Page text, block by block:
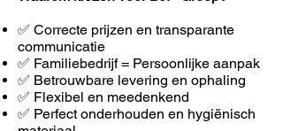
✅ Correcte prijzen en transparante
communicatie
✅ Familiebedrijf = Persoonlijke aanpak
✅ Betrouwbare levering en ophaling
✅ Flexibel en meedenkend
✅ Perfect onderhouden en hygiënisch